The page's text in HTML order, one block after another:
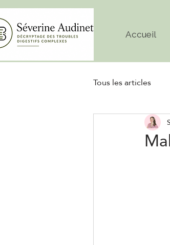
Accueil
Tous les articles